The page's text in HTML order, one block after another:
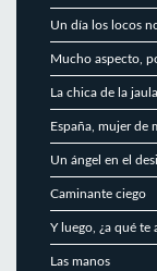
Un día los locos
Mucho aspecto,
La chica de la jaula
España, mujer de
Un ángel en el
Caminante ciego
Y luego, ¿a qué te
Las manos